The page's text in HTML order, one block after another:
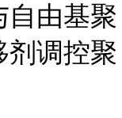
自由基聚
剂调控聚